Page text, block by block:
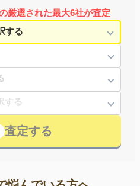
厳選された最大6社が査定
査定する